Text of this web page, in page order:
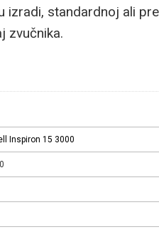
izradi, standardnoj ali
zvučnika.
Inspiron 15 3000